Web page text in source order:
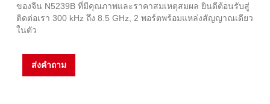
ของจีน N5239B ที่มีคุณภาพและราคาสมเหตุสมผล ยินดีต้อนรับสู่
ติดต่อเรา 300 kHz ถึง 8.5 GHz, 2 พอร์ตพร้อมแหล่งสัญญาณเดียว
ในตัว
ส่งคำถาม